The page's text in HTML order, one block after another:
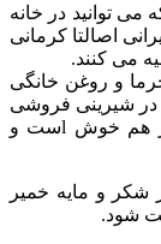
توانید در خانه
اصالتا کرمانی
می کنند.
و روغن خانگی
در شیرینی فروشی
ها تولید می شود و در فر پخته می شود. هنوز هم خوش lست و
شکر و مایه خمیر
شود.